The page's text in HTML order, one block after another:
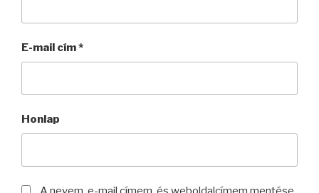
E-mail cím*
Honlap